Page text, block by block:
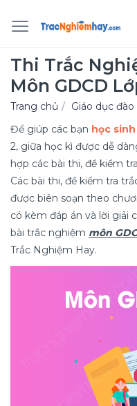
Thi Trắc
Môn GDCD
Trang chủ Giáo dục đào
Để giúp các bạn học
2, giữa học kì được dễ
hợp các bài thi, đề kiểm tra
Các bài thi, đề kiểm tra
được biên soạn theo
có kèm đáp án và lời giải
bài trắc nghiệm môn
Trắc Nghiệm Hay.